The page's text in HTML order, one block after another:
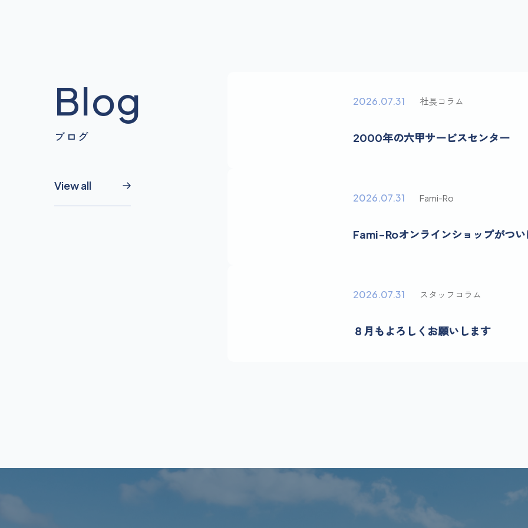
Blog
ブログ
View all
2026.07.31 社長コラム
2000年の六甲サービスセンター
2026.07.31 Fami-Ro
Fami-Roオンラインショップがつい
2026.07.31 スタッフコラム
８月もよろしくお願いします